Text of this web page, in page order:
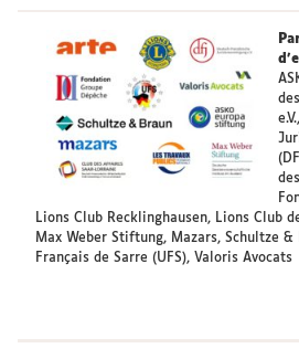
Lions Club Recklinghausen, Lions Club
Max Weber Stiftung, Mazars, Schultze &
Français de Sarre (UFS), Valoris Avocats